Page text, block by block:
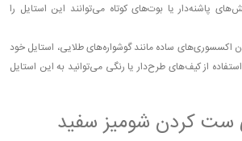
پاشنه‌دار یا بوت‌های کوتاه می‌توانند این استایل را
اکسسوری‌های ساده مانند گوشواره‌های طلایی، استایل خود
از کیف‌های طرح‌دار یا رنگی می‌توانید به این استایل
ست کردن شومیز سفید